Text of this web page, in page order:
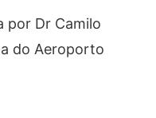
por Dr Camilo
do Aeroporto